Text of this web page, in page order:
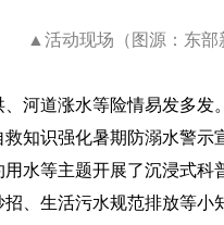
▲活动现场（图源：东部
河道涨水等险情易发多
知识强化暑期防溺水警
水等主题开展了沉浸式
、生活污水规范排放等